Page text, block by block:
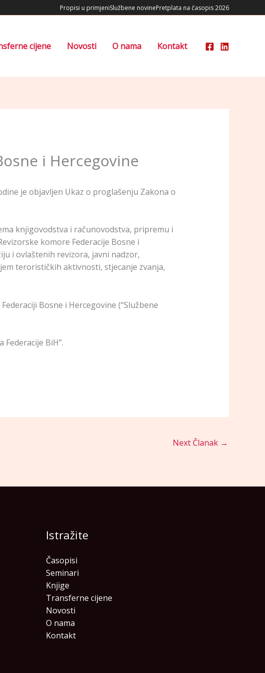
Propisi u primjeniSlužbene novinePretplata na časopis 2026
cijene Novosti O nama Kontakt
i Hercegovine
je objavljen Ukaz o proglašenju Zakona o
knjigovodstva i računovodstva, pripremu i
komore Federacije Bosne i
i ovlaštenih revizora, javni nadzor,
terorističkih aktivnosti, stjecanje zvanja,
Bosne i Hercegovine (“Službene
BiH”.
Next Članak →
Istražite
Časopisi
Seminari
Knjige
Transferne cijene
Novosti
O nama
Kontakt